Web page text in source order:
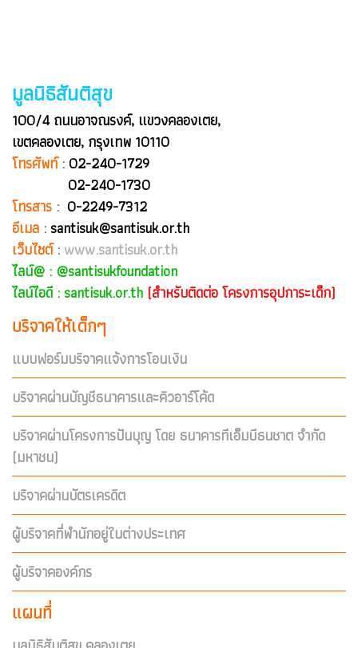
มูลนิธิสันติสุข
100/4 ถนนอาจณรงค์, แขวงคลองเตย,
เขตคลองเตย, กรุงเทพ 10110
โทรศัพท์:02-240-1729
02-240-1730
โทรสาร : 0-2249-7312
อีเมล : santisuk@santisuk.or.th
เว็บไซต์: www.santisuk.or.th
ไลน์@ : @santisukfoundation
ไลน์ไอดี : santisuk.or.th (สำหรับติดต่อ โครงการอุปการะเด็ก)
บริจาคให้เด็กๆ
แบบฟอร์มบริจาคแจ้งการโอนเงิน
บริจาคผ่านบัญชีธนาคารและคิวอาร์โค้ด
บริจาคผ่านโครงการปันบุญ โดย ธนาคารทีเอ็มบีธนชาต จำกัด
(มหาชน)
บริจาคผ่านบัตรเครดิต
ผู้บริจาคที่พำนักอยู่ในต่างประเทศ
ผู้บริจาคองค์กร
แผนที่